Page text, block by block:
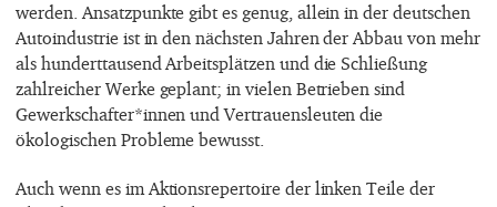
werden. Ansatzpunkte gibt es genug, allein in der deutschen
Autoindustrie ist in den nächsten Jahren der Abbau von mehr
als hunderttausend Arbeitsplätzen und die Schließung
zahlreicher Werke geplant; in vielen Betrieben sind
Gewerkschafter*innen und Vertrauensleuten die
ökologischen Probleme bewusst.
Auch wenn es im Aktionsrepertoire der linken Teile der